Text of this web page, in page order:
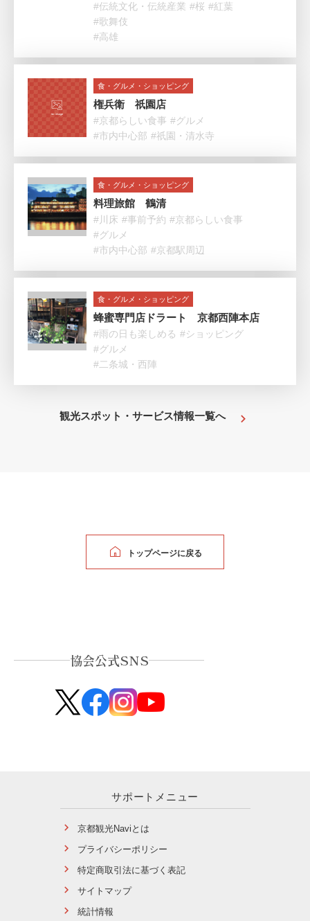
#伝統文化・伝統産業 #桜 #紅葉
#歌舞伎
#高雄
食・グルメ・ショッピング
権兵衛 祇園店
#京都らしい食事 #グルメ
#市内中心部 #祇園・清水寺
食・グルメ・ショッピング
料理旅館 鶴清
#川床 #事前予約 #京都らしい食事
#グルメ
#市内中心部 #京都駅周辺
食・グルメ・ショッピング
蜂蜜専門店ドラート 京都西陣本店
#雨の日も楽しめる #ショッピング
#グルメ
#二条城・西陣
観光スポット・サービス情報一覧へ
トップページに戻る
協会公式SNS
サポートメニュー
京都観光Naviとは
プライバシーポリシー
特定商取引法に基づく表記
サイトマップ
統計情報